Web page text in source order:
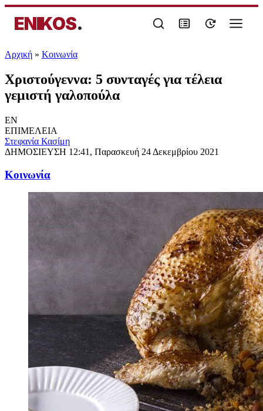
ENIKOS.
Αρχική » Κοινωνία
Χριστούγεννα: 5 συνταγές για τέλεια
γεμιστή γαλοπούλα
EN
ΕΠΙΜΕΛΕΙΑ
Στεφανία Κασίμη
ΔΗΜΟΣΙΕΥΣΗ 12:41, Παρασκευή 24 Δεκεμβρίου 2021
Κοινωνία